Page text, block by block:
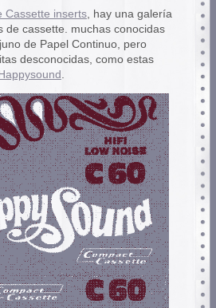
Cassette inserts, hay una galería
de cassette. muchas conocidas
de Papel Continuo, pero
desconocidas, como estas
Happysound .